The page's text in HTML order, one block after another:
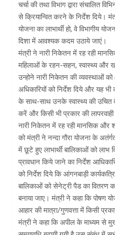
चर्चा की तथा विभाग द्वारा संचालित
से क्रियान्वित करने के निर्देश दिये।
योजना का लाभार्थी हो, वे विभागीय
दिशा में आवश्यक कदम उठाये जाएं।
मंत्री ने नारी निकेतन में रह रही
महिलाओं के रहन-सहन, स्वास्थ्य और
उन्होने नारी निकेतन की व्यवस्थाओं
अधिकारियों को निर्देश दिये और यह
के साथ-साथ उनके स्वास्थ्य की उचित
करें और किसी भी प्रकार की
नारी निकेतन में रह रही मानसिक और
को मंत्री ने नन्दा गौरा योजना के
में छूटे हुए लाभार्थी बालिकाओं को
प्रावधान किये जाने का निर्देश
को निर्देश दिये कि आंगनबाड़ी
बालिकाओं को सेनेट्री पैड का वितरण
बनाया जाए। मंत्री ने कहा कि पोषण
आहार की मात्रा/गुणवत्ता में किसी
मंत्री ने कहा कि अपील के माध्यम से